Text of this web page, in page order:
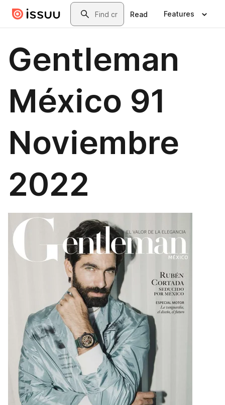
Skip to main contentSearch
Read Features
Gentleman
México 91
Noviembre
2022